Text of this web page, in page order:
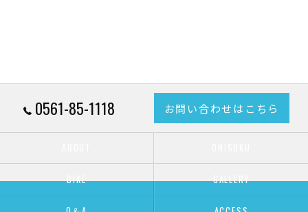
0561-85-1118 お問い合わせはこちら
BIKE GALLERY